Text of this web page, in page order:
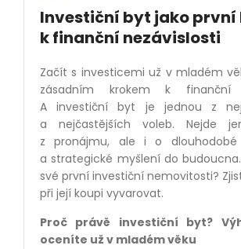
Investiční byt jako první
k finanční nezávislosti
Začít s investicemi už v mladém
zásadním krokem k finanční
A investiční byt je jednou z
a nejčastějších voleb. Nejde
z pronájmu, ale i o dlouhodobé
a strategické myšlení do
své první investiční nemovitosti?
při její koupi vyvarovat.
Proč právě investiční byt?
oceníte už v mladém věku